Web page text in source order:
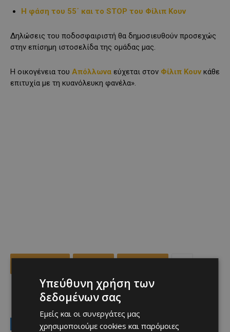
Η φάση του 55΄ και το STOP του Φίλιπ Κουν
Δηλώσεις του ποδοσφαιριστή θα δημοσιευθούν προσεχώς
στην επίσημη ιστοσελίδα της ομάδας μας.
Η οικογένεια του Απόλλωνα εύχεται στον Φίλιπ Κουν κάθε
επιτυχία με τη κυανόλευκη φανέλα».
Top ΑΠΟΛΛΩΝ ΦΙΛΙΠ ΚΟΥΝ
LATEST NEWS
Υπεύθυνη χρήση των
δεδομένων σας
Εμείς και οι συνεργάτες μας
χρησιμοποιούμε cookies και παρόμοιες